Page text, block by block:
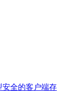
安全的客户端存